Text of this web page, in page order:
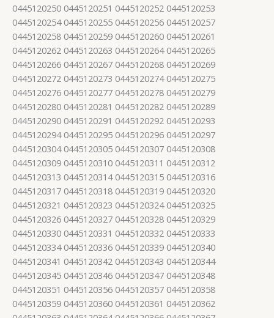
0445120250 0445120251 0445120252 0445120253
0445120254 0445120255 0445120256 0445120257
0445120258 0445120259 0445120260 0445120261
0445120262 0445120263 0445120264 0445120265
0445120266 0445120267 0445120268 0445120269
0445120272 0445120273 0445120274 0445120275
0445120276 0445120277 0445120278 0445120279
0445120280 0445120281 0445120282 0445120289
0445120290 0445120291 0445120292 0445120293
0445120294 0445120295 0445120296 0445120297
0445120304 0445120305 0445120307 0445120308
0445120309 0445120310 0445120311 0445120312
0445120313 0445120314 0445120315 0445120316
0445120317 0445120318 0445120319 0445120320
0445120321 0445120323 0445120324 0445120325
0445120326 0445120327 0445120328 0445120329
0445120330 0445120331 0445120332 0445120333
0445120334 0445120336 0445120339 0445120340
0445120341 0445120342 0445120343 0445120344
0445120345 0445120346 0445120347 0445120348
0445120351 0445120356 0445120357 0445120358
0445120359 0445120360 0445120361 0445120362